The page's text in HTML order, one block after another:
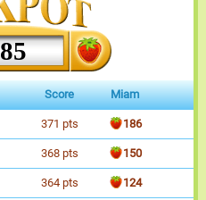
Score Miam
371 pts 186
368 pts 150
364 pts 124